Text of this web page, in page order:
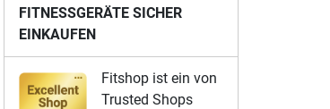
FITNESSGERÄTE SICHER
EINKAUFEN
Fitshop ist ein von
Trusted Shops